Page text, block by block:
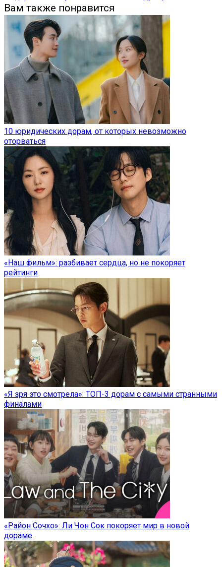
Вам также понравится
10 юридических дорам, от которых невозможно
оторваться
«Наш фильм»: разбивает сердца, но не покоряет
рейтинги
«Я зря это смотрела»: ТОП-3 дорам с самыми странными
финалами
«Район Сочхо»: Ли Чон Сок покоряет мир в новой
дораме